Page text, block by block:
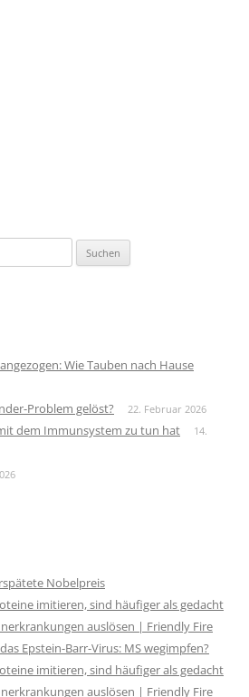
Wie Tauben nach Hause
Problem gelöst? 22. Februar 2026
dem Immunsystem zu tun hat
14.
Nobelpreis
imitieren, sind häufiger als gedacht
auslösen | Friendly Fire
Epstein-Barr-Virus: MS wegimpfen?
imitieren, sind häufiger als gedacht
auslösen | Friendly Fire